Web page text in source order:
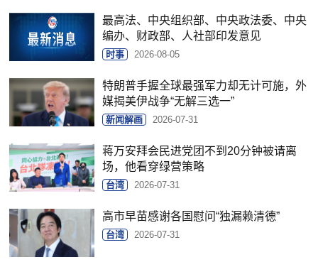
最高法、中央组织部、中央政法委、中央
编办、财政部、人社部印发意见
时事 2026-08-05
特朗普手握全球最强军力却无计可施，外
媒揭美伊战争“无解三选一”
新闻解画 2026-07-31
蒋万安拜会民进党团不到20分钟被请离
场，他看穿绿营策略
台湾 2026-07-31
高市早苗感谢各国慰问“独漏赖清德”
台湾 2026-07-31